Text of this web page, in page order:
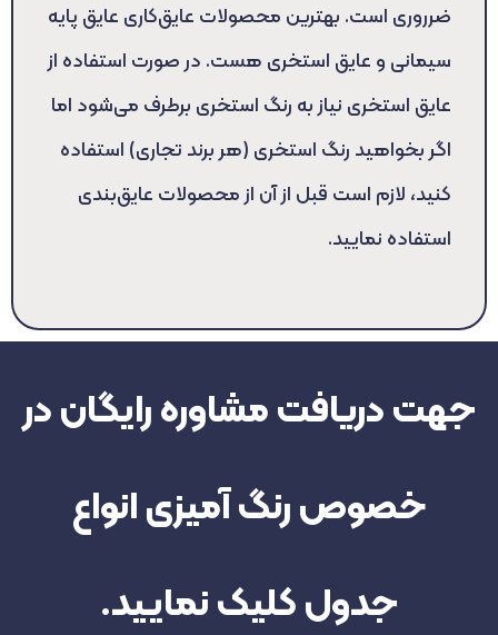
ضرروری است. بهترین محصولات عایق‌کاری عایق پایه
سیمانی و عایق استخری هست. در صورت استفاده از
عایق استخری نیاز به رنگ استخری برطرف می‌شود اما
اگر بخواهید رنگ استخری (هر برند تجاری) استفاده
کنید، لازم است قبل از آن از محصولات عایق‌بندی
استفاده نمایید.
جهت دریافت مشاوره رایگان در
خصوص رنگ آمیزی انواع
جدول کلیک نمایید.